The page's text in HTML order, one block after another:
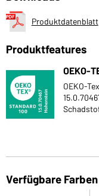
Produktdatenblatt
Produktfeatures
OEKO-
OEKO-
Verfügbare Farben